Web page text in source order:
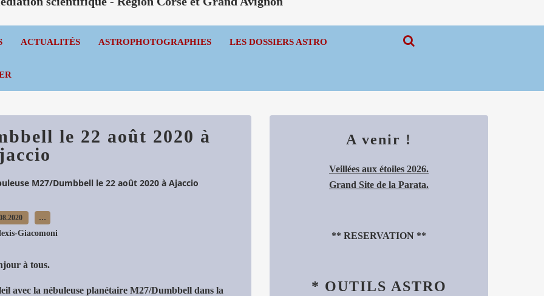
ACTUALITÉS ASTROPHOTOGRAPHIES LES DOSSIERS ASTRO
le 22 août 2020 à
M27/Dumbbell le 22 août 2020 à Ajaccio
…
Giacomoni
à tous.
avec la nébuleuse planétaire M27/Dumbbell dans la
A venir !
Veillées aux étoiles 2026.
Grand Site de la Parata.
** RESERVATION **
* OUTILS ASTRO